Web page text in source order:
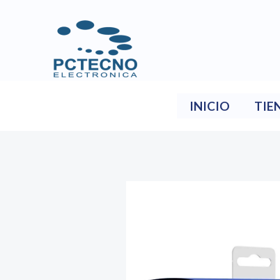
contenido
INICIO